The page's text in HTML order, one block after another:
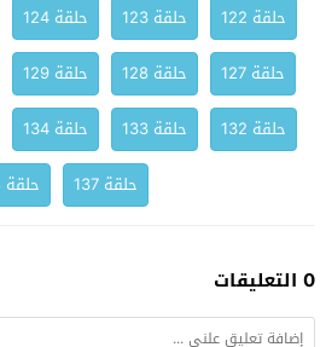
حلقة 122
حلقة 123 حلقة 124
حلقة 127
حلقة 128 حلقة 129
حلقة 132
حلقة 133 حلقة 134
حلقة 137
حلقة 138
0 التعليقات